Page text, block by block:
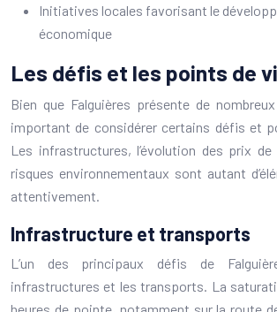
Initiatives locales favorisant le
économique
Les défis et les points de
Bien que Falguières présente de
important de considérer certains défis et
Les infrastructures, l’évolution des prix de
risques environnementaux sont autant
attentivement.
Infrastructure et transports
L’un des principaux défis de
infrastructures et les transports. La